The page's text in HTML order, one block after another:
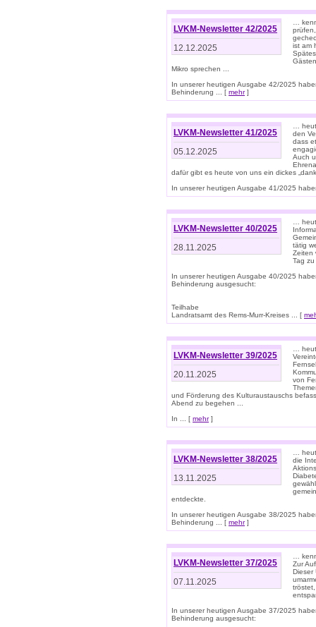
LVKM-Newsletter 42/2025
12.12.2025
…
ist am
Mikro sprechen ...
In unserer heutigen Ausgabe 42/2025
Behinderung ... [ mehr]
LVKM-Newsletter 41/2025
05.12.2025
…
den
dass
Auch
dafür gibt es heute von uns ein dickes
In unserer heutigen Ausgabe 41/2025
LVKM-Newsletter 40/2025
28.11.2025
…
tätig
Zeiten
Tag
In unserer heutigen Ausgabe 40/2025
Behinderung ausgesucht:
Teilhabe
Landratsamt des Rems-Murr-Kreises ... [
LVKM-Newsletter 39/2025
20.11.2025
…
von
und Förderung des Kulturaustauschs
Abend zu begehen ...
In ... [ mehr]
LVKM-Newsletter 38/2025
13.11.2025
…
die
entdeckte.
In unserer heutigen Ausgabe 38/2025
Behinderung ... [ mehr]
LVKM-Newsletter 37/2025
07.11.2025
…
Zur
Dieser
In unserer heutigen Ausgabe 37/2025
Behinderung ausgesucht: